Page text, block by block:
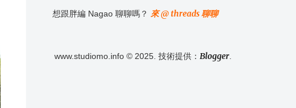
想跟胖編 Nagao 聊聊嗎？ 來 @ threads 聊聊
www.studiomo.info © 2025. 技術提供： Blogger